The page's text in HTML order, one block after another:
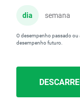
dia semana
O desempenho passado
desempenho futuro.